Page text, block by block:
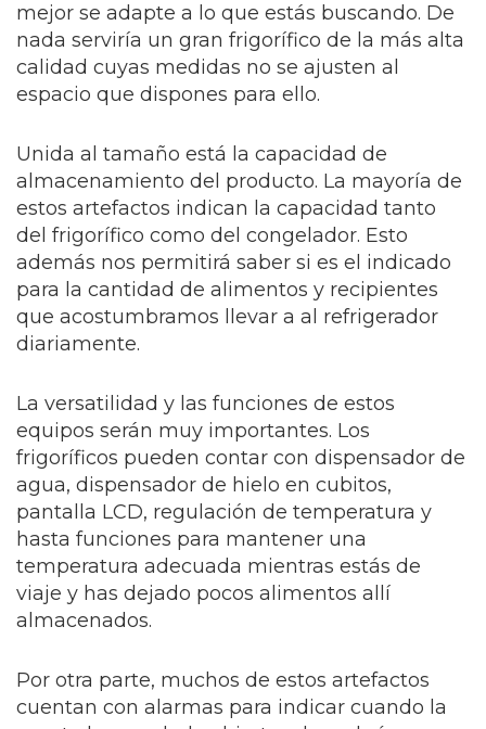
mejor se adapte a lo que estás buscando. De
nada serviría un gran frigorífico de la más alta
calidad cuyas medidas no se ajusten al
espacio que dispones para ello.
Unida al tamaño está la capacidad de
almacenamiento del producto. La mayoría de
estos artefactos indican la capacidad tanto
del frigorífico como del congelador. Esto
además nos permitirá saber si es el indicado
para la cantidad de alimentos y recipientes
que acostumbramos llevar a al refrigerador
diariamente.
La versatilidad y las funciones de estos
equipos serán muy importantes. Los
frigoríficos pueden contar con dispensador de
agua, dispensador de hielo en cubitos,
pantalla LCD, regulación de temperatura y
hasta funciones para mantener una
temperatura adecuada mientras estás de
viaje y has dejado pocos alimentos allí
almacenados.
Por otra parte, muchos de estos artefactos
cuentan con alarmas para indicar cuando la